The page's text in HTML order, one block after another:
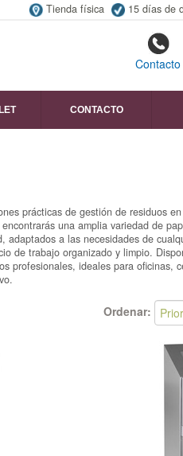
Tienda física 15 días de
Contacto
CONTACTO
prácticas de gestión de residuos
una amplia variedad de
a las necesidades de
de trabajo organizado y limpio.
profesionales, ideales para oficinas,
Ordenar: